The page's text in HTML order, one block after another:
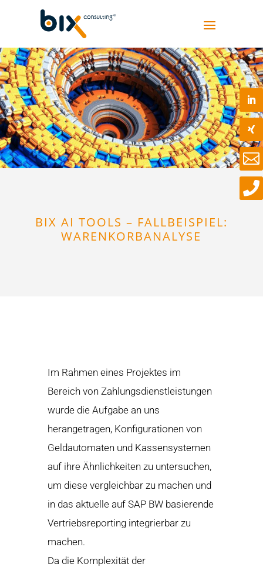
BIX AI TOOLS – FALLBEISPIEL:
WARENKORBANALYSE
Im Rahmen eines Projektes im
Bereich von Zahlungsdienstleistungen
wurde die Aufgabe an uns
herangetragen, Konfigurationen von
Geldautomaten und Kassensystemen
auf ihre Ähnlichkeiten zu untersuchen,
um diese vergleichbar zu machen und
in das aktuelle auf SAP BW basierende
Vertriebsreporting integrierbar zu
machen.
Da die Komplexität der

